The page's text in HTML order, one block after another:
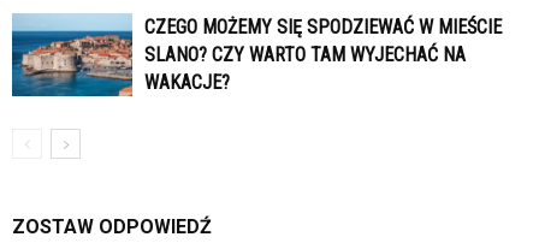
CZEGO MOŻEMY SIĘ SPODZIEWAĆ W MIEŚCIE
SLANO? CZY WARTO TAM WYJECHAĆ NA
WAKACJE?
ZOSTAW ODPOWIEDŹ